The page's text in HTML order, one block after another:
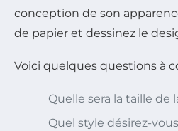
conception de son
de papier et dessinez le
Voici quelques questions à
Quelle sera la taille de
Quel style désirez-